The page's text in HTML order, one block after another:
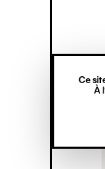
Ce
À
verticale